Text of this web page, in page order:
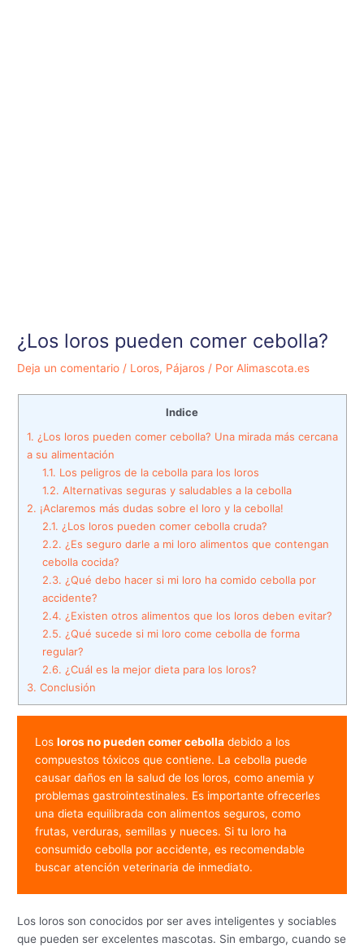
¿Los loros pueden comer cebolla?
Deja un comentario / Loros, Pájaros / Por Alimascota.es
Indice
1. ¿Los loros pueden comer cebolla? Una mirada más cercana
a su alimentación
1.1. Los peligros de la cebolla para los loros
1.2. Alternativas seguras y saludables a la cebolla
2. ¡Aclaremos más dudas sobre el loro y la cebolla!
2.1. ¿Los loros pueden comer cebolla cruda?
2.2. ¿Es seguro darle a mi loro alimentos que contengan
cebolla cocida?
2.3. ¿Qué debo hacer si mi loro ha comido cebolla por
accidente?
2.4. ¿Existen otros alimentos que los loros deben evitar?
2.5. ¿Qué sucede si mi loro come cebolla de forma
regular?
2.6. ¿Cuál es la mejor dieta para los loros?
3. Conclusión
Los loros no pueden comer cebolla debido a los
compuestos tóxicos que contiene. La cebolla puede
causar daños en la salud de los loros, como anemia y
problemas gastrointestinales. Es importante ofrecerles
una dieta equilibrada con alimentos seguros, como
frutas, verduras, semillas y nueces. Si tu loro ha
consumido cebolla por accidente, es recomendable
buscar atención veterinaria de inmediato.
Los loros son conocidos por ser aves inteligentes y sociables
que pueden ser excelentes mascotas. Sin embargo, cuando se